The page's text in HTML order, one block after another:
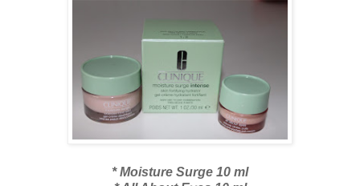
* Moisture Surge 10 ml